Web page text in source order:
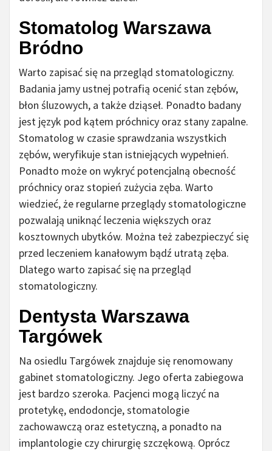
Stomatolog Warszawa
Bródno
Warto zapisać się na przegląd stomatologiczny.
Badania jamy ustnej potrafią ocenić stan zębów,
błon śluzowych, a także dziąseł. Ponadto badany
jest język pod kątem próchnicy oraz stany zapalne.
Stomatolog w czasie sprawdzania wszystkich
zębów, weryfikuje stan istniejących wypełnień.
Ponadto może on wykryć potencjalną obecność
próchnicy oraz stopień zużycia zęba. Warto
wiedzieć, że regularne przeglądy stomatologiczne
pozwalają uniknąć leczenia większych oraz
kosztownych ubytków. Można też zabezpieczyć się
przed leczeniem kanałowym bądź utratą zęba.
Dlatego warto zapisać się na przegląd
stomatologiczny.
Dentysta Warszawa
Targówek
Na osiedlu Targówek znajduje się renomowany
gabinet stomatologiczny. Jego oferta zabiegowa
jest bardzo szeroka. Pacjenci mogą liczyć na
protetykę, endodoncje, stomatologie
zachowawczą oraz estetyczną, a ponadto na
implantologie czy chirurgię szczękową. Oprócz